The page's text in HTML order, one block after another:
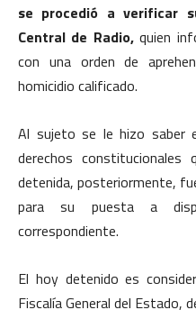
se procedió a verificar
Central de Radio,quien
con una orden de
homicidio calificado.
Al sujeto se le hizo
derechos
detenida, posteriormente,
para su puesta a
correspondiente.
El hoy detenido es
Fiscalía General del Estado,